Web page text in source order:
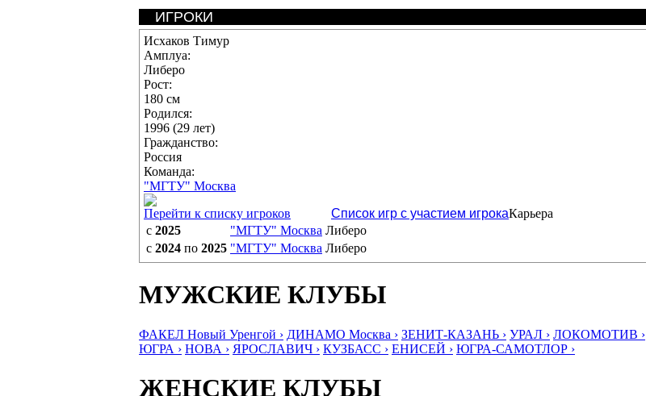
ИГРОКИ
Исхаков Тимур
Амплуа:
Либеро
Рост:
180 см
Родился:
1996 (29 лет)
Гражданство:
Россия
Команда:
"МГТУ" Москва
Перейти к списку игроков
Список игр с участием игрокаКарьера
с 2025 "МГТУ" Москва Либеро
с 2024 по 2025 "МГТУ" Москва Либеро
МУЖСКИЕ КЛУБЫ
ФАКЕЛ Новый Уренгой › ДИНАМО Москва › ЗЕНИТ-КАЗАНЬ › УРАЛ › ЛОКОМОТИВ ›
ЮГРА › НОВА › ЯРОСЛАВИЧ › КУЗБАСС › ЕНИСЕЙ › ЮГРА-САМОТЛОР ›
ЖЕНСКИЕ КЛУБЫ